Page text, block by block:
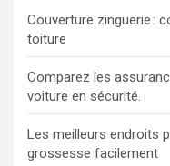
Couverture zinguerie :
toiture
Comparez les
voiture en sécurité.
Les meilleurs endroits
grossesse facilement